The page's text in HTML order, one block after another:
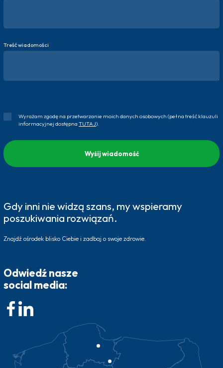
Treść wiadomości
Wyrażam zgodę na przetwarzanie moich danych osobowych (pełna treść klauzuli
informacyjnej dostępna TUTAJ).
Gdy inni nie widzą szans, my wspieramy
poszukiwania rozwiązań.
Znajdź ośrodek blisko Ciebie i zadbaj o swoje zdrowie.
Odwiedź nasze
social media: